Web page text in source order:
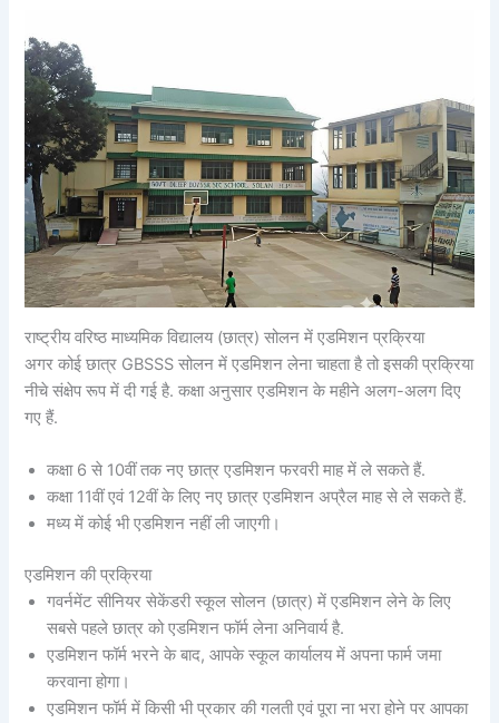
राष्ट्रीय वरिष्ठ माध्यमिक विद्यालय (छात्र) सोलन में एडमिशन प्रक्रिया
अगर कोई छात्र GBSSS सोलन में एडमिशन लेना चाहता है तो इसकी प्रक्रिया
नीचे संक्षेप रूप में दी गई है. कक्षा अनुसार एडमिशन के महीने अलग-अलग दिए
गए हैं.
कक्षा 6 से 10वीं तक नए छात्र एडमिशन फरवरी माह में ले सकते हैं.
कक्षा 11वीं एवं 12वीं के लिए नए छात्र एडमिशन अप्रैल माह से ले सकते हैं.
मध्य में कोई भी एडमिशन नहीं ली जाएगी।
एडमिशन की प्रक्रिया
गवर्नमेंट सीनियर सेकेंडरी स्कूल सोलन (छात्र) में एडमिशन लेने के लिए
सबसे पहले छात्र को एडमिशन फॉर्म लेना अनिवार्य है.
एडमिशन फॉर्म भरने के बाद, आपके स्कूल कार्यालय में अपना फार्म जमा
करवाना होगा।
एडमिशन फॉर्म में किसी भी प्रकार की गलती एवं पूरा ना भरा होने पर आपका